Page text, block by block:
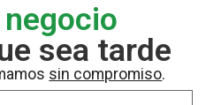
sea tarde
sin compromiso.